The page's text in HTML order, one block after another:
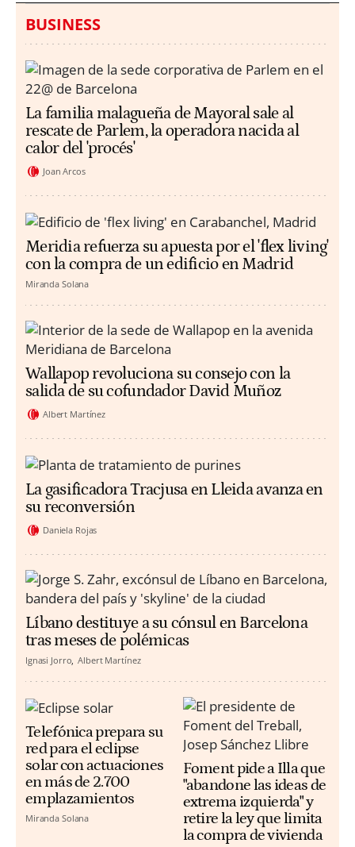
BUSINESS
La familia malagueña de Mayoral sale al
rescate de Parlem, la operadora nacida al
calor del 'procés'
Joan Arcos
Meridia refuerza su apuesta por el 'flex living'
con la compra de un edificio en Madrid
Miranda Solana
Wallapop revoluciona su consejo con la
salida de su cofundador David Muñoz
Albert Martínez
La gasificadora Tracjusa en Lleida avanza en
su reconversión
Daniela Rojas
Líbano destituye a su cónsul en Barcelona
tras meses de polémicas
Ignasi Jorro Albert Martínez
Telefónica prepara su
red para el eclipse
solar con actuaciones
en más de 2.700
emplazamientos
Miranda Solana
Foment pide a Illa que
"abandone las ideas de
extrema izquierda" y
retire la ley que limita
la compra de vivienda